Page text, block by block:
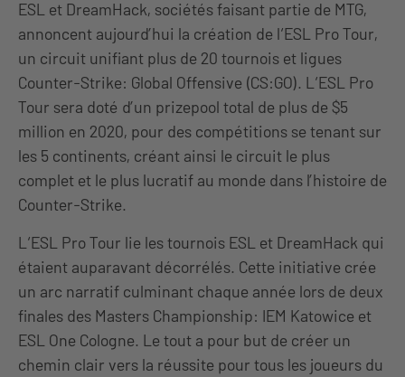
ESL et DreamHack, sociétés faisant partie de MTG,
annoncent aujourd’hui la création de l‘ESL Pro Tour,
un circuit unifiant plus de 20 tournois et ligues
Counter-Strike: Global Offensive (CS:GO). L‘ESL Pro
Tour sera doté d’un prizepool total de plus de $5
million en 2020, pour des compétitions se tenant sur
les 5 continents, créant ainsi le circuit le plus
complet et le plus lucratif au monde dans l’histoire de
Counter-Strike.
L‘ESL Pro Tour lie les tournois ESL et DreamHack qui
étaient auparavant décorrélés. Cette initiative crée
un arc narratif culminant chaque année lors de deux
finales des Masters Championship: IEM Katowice et
ESL One Cologne. Le tout a pour but de créer un
chemin clair vers la réussite pour tous les joueurs du